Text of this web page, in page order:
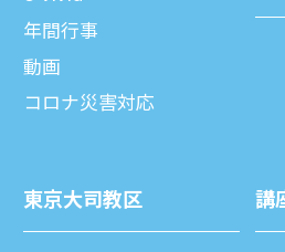
年間⾏事
動画
コロナ災害対応
東京⼤司教区 講